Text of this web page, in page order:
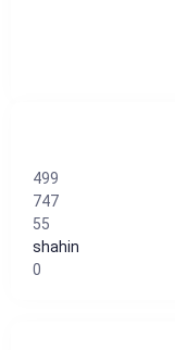
499
747
55
shahin
0